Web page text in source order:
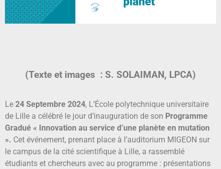
(Texte et images : S. SOLAIMAN, LPCA)
Le 24 Septembre 2024, L’École polytechnique universitaire
de Lille a célébré le jour d’inauguration de son Programme
Gradué « Innovation au service d’une planète en mutation
». Cet événement, prenant place à l’auditorium MIGEON sur
le campus de la cité scientifique à Lille, a rassemblé
étudiants et chercheurs avec au programme : présentations